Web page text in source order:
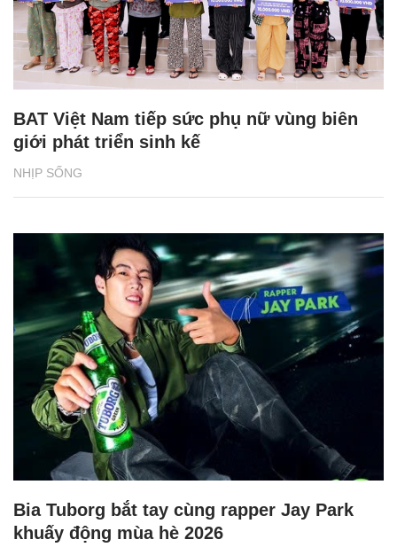
NHỊP SỐNG
BAT Việt Nam tiếp sức phụ nữ vùng biên
giới phát triển sinh kế
Bia Tuborg bắt tay cùng rapper Jay Park
khuấy động mùa hè 2026